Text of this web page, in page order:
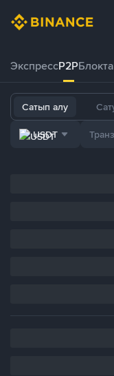
ЭкспрессP2P
Сатып алу
USDT